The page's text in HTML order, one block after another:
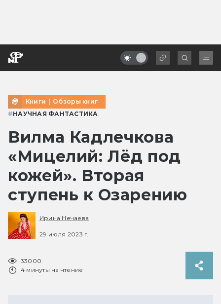
Книги | Обзоры книг
#НАУЧНАЯ ФАНТАСТИКА
Вилма Кадлечкова
«Мицелий: Лёд под
кожей». Вторая
ступень к Озарению
Ирина Нечаева
29 июля 2023 г.
33000
4 минуты на чтение